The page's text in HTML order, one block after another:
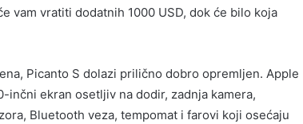
vam vratiti dodatnih 1000 USD, dok će bilo koja
Picanto S dolazi prilično dobro opremljen. Apple
inčni ekran osetljiv na dodir, zadnja kamera,
Bluetooth veza, tempomat i farovi koji osećaju